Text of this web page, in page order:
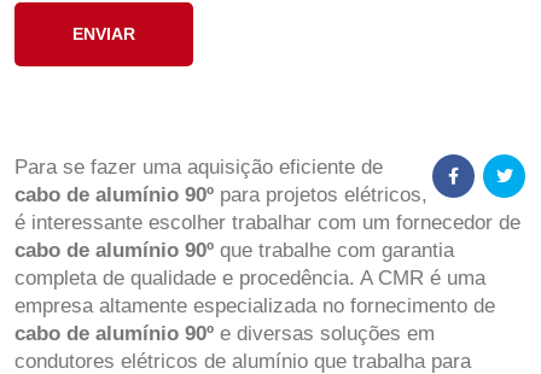
Para se fazer uma aquisição eficiente de
cabo de alumínio 90º para projetos elétricos,
é interessante escolher trabalhar com um fornecedor de
cabo de alumínio 90º que trabalhe com garantia
completa de qualidade e procedência. A CMR é uma
empresa altamente especializada no fornecimento de
cabo de alumínio 90º e diversas soluções em
condutores elétricos de alumínio que trabalha para